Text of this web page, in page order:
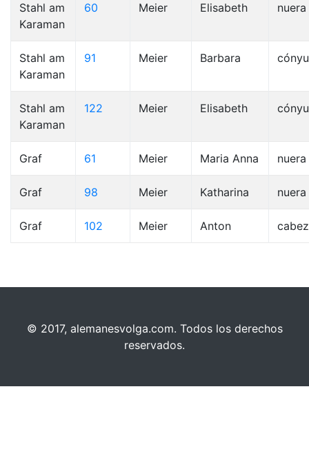
Stahl am
Karaman
60 Meier Elisabeth nuera
Stahl am
Karaman
91 Meier Barbara
Stahl am
Karaman
122 Meier Elisabeth
Graf 61 Meier Maria Anna nuera
Graf 98 Meier Katharina nuera
Graf 102 Meier Anton
© 2017, alemanesvolga.com. Todos los derechos
reservados.